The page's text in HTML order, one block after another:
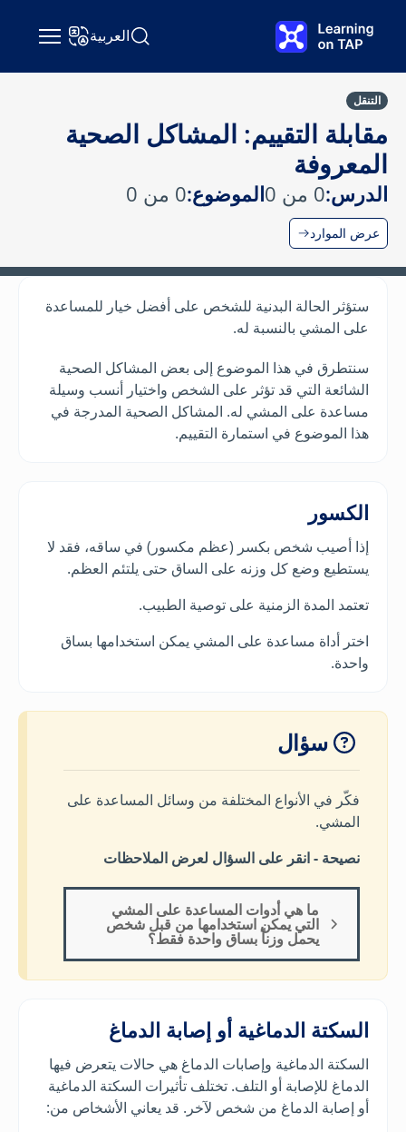
البحث عن Learning on TAP
العربيةتغيير اللغة
التنقل
مقابلة التقييم: المشاكل الصحية
المعروفة
الدرس:0 من 0 الموضوع:0 من 0
عرض الموارد
ستؤثر الحالة البدنية للشخص على أفضل خيار للمساعدة
على المشي بالنسبة له.
سنتطرق في هذا الموضوع إلى بعض المشاكل الصحية
الشائعة التي قد تؤثر على الشخص واختيار أنسب وسيلة
مساعدة على المشي له. المشاكل الصحية المدرجة في
هذا الموضوع في استمارة التقييم.
الكسور
إذا أصيب شخص بكسر (عظم مكسور) في ساقه، فقد لا
يستطيع وضع كل وزنه على الساق حتى يلتئم العظم.
تعتمد المدة الزمنية على توصية الطبيب.
اختر أداة مساعدة على المشي يمكن استخدامها بساق
واحدة.
سؤال
فكّر في الأنواع المختلفة من وسائل المساعدة على
المشي.
نصيحة - انقر على السؤال لعرض الملاحظات
ما هي أدوات المساعدة على المشي
التي يمكن استخدامها من قبل شخص
يحمل وزناً بساق واحدة فقط؟
السكتة الدماغية أو إصابة الدماغ
السكتة الدماغية وإصابات الدماغ هي حالات يتعرض فيها
الدماغ للإصابة أو التلف. تختلف تأثيرات السكتة الدماغية
أو إصابة الدماغ من شخص لآخر. قد يعاني الأشخاص من: